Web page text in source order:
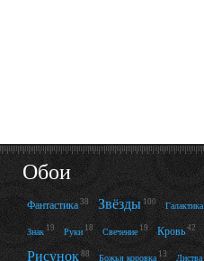
Обои
Фантастика 38 Звёзды 100 Галактика
Знак 19 Руки 18 Свечение 19 Кровь 42
Рисунок 88 Божья коровка 13 Листва